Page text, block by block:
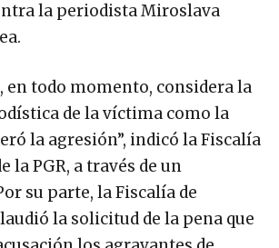
la periodista Miroslava
en todo momento, considera la
de la víctima como la
la agresión”, indicó la Fiscalía
la PGR, a través de un
su parte, la Fiscalía de
la solicitud de la pena que